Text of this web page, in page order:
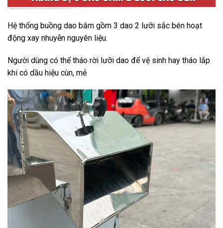
Hệ thống buồng dao băm gồm 3 dao 2 lưỡi sắc bén hoạt
động xay nhuyễn nguyên liệu.
Người dùng có thể tháo rời lưỡi dao để vệ sinh hay tháo lắp
khi có dầu hiệu cùn, mẻ